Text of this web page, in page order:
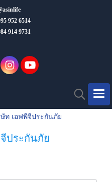
952 6514
914 9731
ท เอฟพีจีประกันภัย
ประกันภัย